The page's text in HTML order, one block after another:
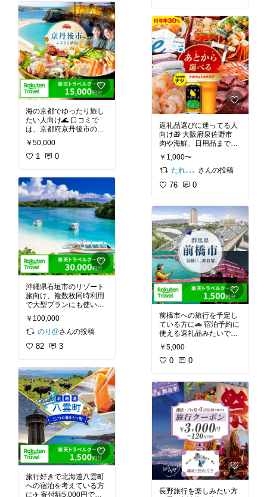
海の京都でゆったり旅し
たい人向け🌊 口コミで
は、京都府京丹後市の宿
泊に使えて、温泉や海鮮
を楽しむ旅行と相性が良
さそうです。夏休みの宿
￥50,000
1 0
沖縄県石垣市のリゾート
旅向け、複数枚同時利用
で大型プランにも使いや
すい、対象250件以上＆
送料無料で試してみたい♪
￥100,000
のり@さんの投稿
82 3
旅行好きで北海道八雲町
への宿泊を考えている方
に✈️ 寄付額5,000円で、
返礼品選びに迷ってる人
向け🎁 大阪府泉佐野市
肉や海鮮、日用品まで後
から選べるのが気になっ
てます✨
￥1,000〜
たれ💧🌱
さんの投稿
76 0
前橋市への旅行を予定し
ている方に🚗 宿泊予約に
使える返礼品みたいで、
上手に活用できそうなの
が気になります💡
￥5,000
0 0
長野旅行を楽しみたい方